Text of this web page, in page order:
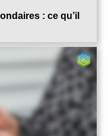
: ce qu’il